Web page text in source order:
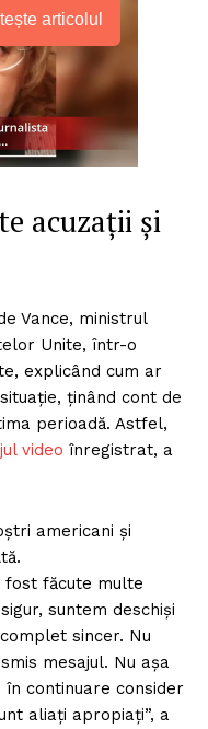
articolul
acuzații și
Vance, ministrul
Unite, într-o
explicând cum ar
ținând cont de
perioadă. Astfel,
video înregistrat, a
americani și
fost făcute multe
suntem deschiși
sincer. Nu
mesajul. Nu așa
continuare consider
aliați apropiați”, a